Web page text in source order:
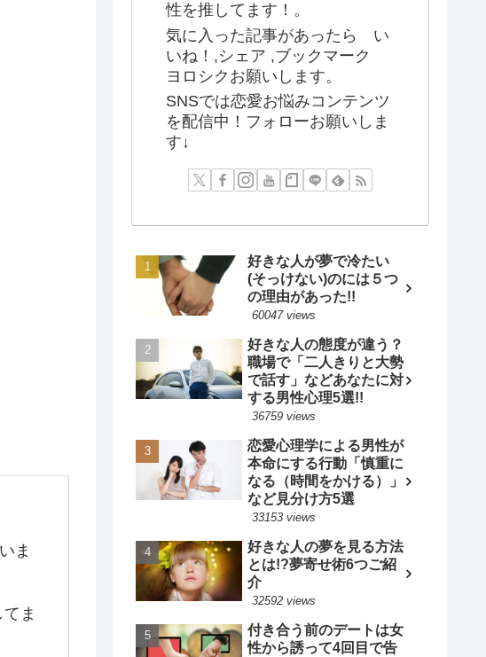
ま
ま
性を推してます！。
気に入った記事があったら い
いね！,シェア ,ブックマーク
ヨロシクお願いします。
SNSでは恋愛お悩みコンテンツ
を配信中！フォローお願いしま
す↓
好きな人が夢で冷たい
(そっけない)のには５つ
の理由があった!!
60047 views
好きな人の態度が違う？
職場で「二人きりと大勢
で話す」などあなたに対
する男性心理5選!!
36759 views
恋愛心理学による男性が
本命にする行動「慎重に
なる（時間をかける）」
など見分け方5選
33153 views
好きな人の夢を見る方法
とは!?夢寄せ術6つご紹
介
32592 views
付き合う前のデートは女
性から誘って4回目で告